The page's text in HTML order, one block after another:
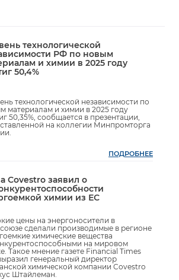
технологической
РФ по новым
и химии в 2025 году
50,4%
технологической независимости по
материалам и химии в 2025 году
50,35%, сообщается в презентации,
на коллегии Минпромторга
ПОДРОБНЕЕ
Covestro заявил о
химии из ЕС
цены на энергоносители в
сделали производимые в регионе
химические вещества
на мировом
Такое мнение газете Financial Times
генеральный директор
химической компании Covestro
Штайлеман.